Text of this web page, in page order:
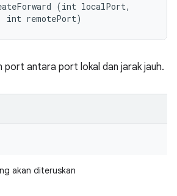
(int localPort,
int remotePort)
port antara port lokal dan jarak jauh.
akan diteruskan